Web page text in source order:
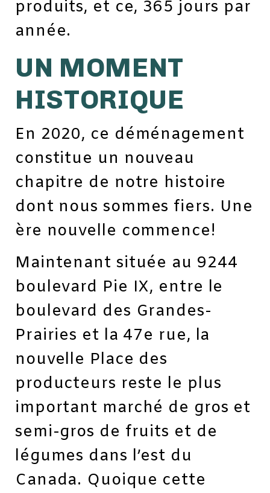
produits, et ce, 365 jours par
année.
UN MOMENT
HISTORIQUE
En 2020, ce déménagement
constitue un nouveau
chapitre de notre histoire
dont nous sommes fiers. Une
ère nouvelle commence!
Maintenant située au 9244
boulevard Pie IX, entre le
boulevard des Grandes-
Prairies et la 47e rue, la
nouvelle Place des
producteurs reste le plus
important marché de gros et
semi-gros de fruits et de
légumes dans l’est du
Canada. Quoique cette